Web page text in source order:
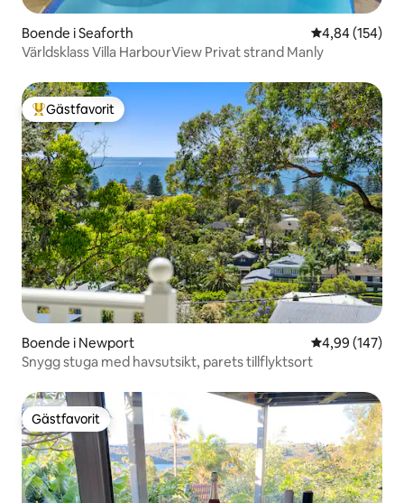
Boende i Seaforth 4,84 av 5 i
4,84 (154)
Världsklass Villa HarbourView Privat strand Manly
Populär gästfavorit
Gästfavorit
Boende i Newport 4,99 av 5 i
4,99 (147)
Snygg stuga med havsutsikt, parets tillflyktsort
Gästfavorit
Gästfavorit